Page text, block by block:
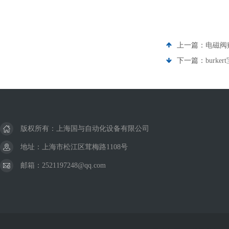
上一篇： 电磁阀
下一篇： burkert
版权所有：上海国与自动化设备有限公司
地址：上海市松江区茸梅路1108号
邮箱：2521197248@qq.com